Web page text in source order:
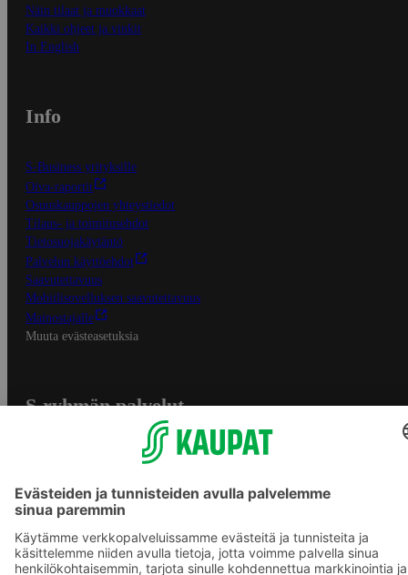
Näin tilaat ja muokkaat
Kaikki ohjeet ja vinkit
In English
Info
S-Business yrityksille
Oiva-raportit
Osuuskauppojen yhteystiedot
Tilaus- ja toimitusehdot
Tietosuojakäytäntö
Palvelun käyttöehdot
Saavutettavuus
Mobiilisovelluksen saavutettavuus
Mainostajalle
Muuta evästeasetuksia
S-ryhmän palvelut
Yhteishyvä Ruoka -sovellus
S-ostoslista -sovellus
Prisma.fi
Sokos.fi